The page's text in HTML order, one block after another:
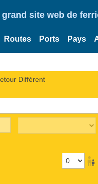
site web de
Routes Ports Pays
Différent